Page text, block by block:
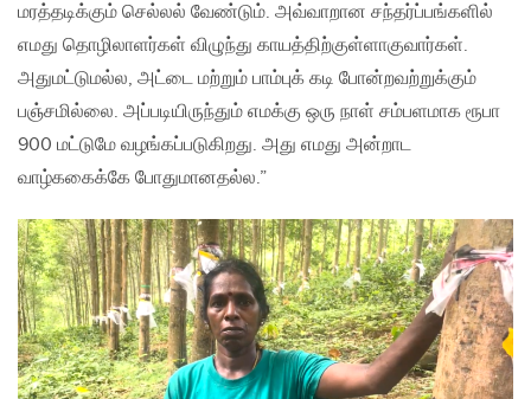
மரத்தடிக்கும் செல்லல் வேண்டும். அவ்வாறான சந்தர்ப்பங்களில்
எமது தொழிலாளர்கள் விழுந்து காயத்திற்குள்ளாகுவார்கள்.
அதுமட்டுமல்ல, அட்டை மற்றும் பாம்புக் கடி போன்றவற்றுக்கும்
பஞ்சமில்லை. அப்படியிருந்தும் எமக்கு ஒரு நாள் சம்பளமாக ரூபா
900 மட்டுமே வழங்கப்படுகிறது. அது எமது அன்றாட
வாழ்ககைக்கே போதுமானதல்ல.”